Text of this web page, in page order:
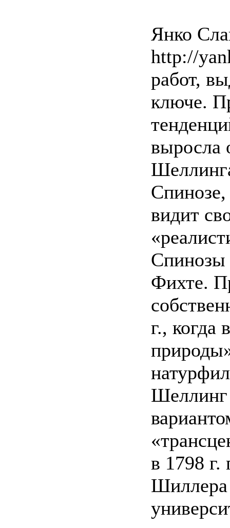
Янко
http://
работ,
ключе.
выросла
видит
Спинозы
Фихте.
г.,
Шеллинг
в 1798
Шиллера